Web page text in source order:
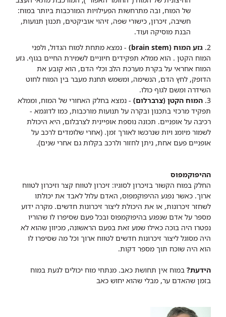
של המוח, ובה מתרחשות הפעילויות המורכבות ביותר במוח:
חשיבה, זיכרון, כישורי שפה, זיהוי אוביקטים, תכנון תנועות,
הבנת מוסיקה ועוד.
2. גזע המוח (brain stem)
- נמצא מתחת למוח הגדול, ולפני
המוח הקטן . הוא ממלא תפקידים חיוניים לשמירת החיים בגוף. גזע
המוח אחראי על בקרת מערכת הלב וכלי הדם, הוא קובע את
הדופק, לחץ הדם, הנשימה, ומשמש תחנת מעבר בין המוח לחוט
השידרה ומשם לגוף כולו.
3. המוח הקטן (צרברלום) - נמצא בחלק האחורי של המוח, וממלא
תפקיד מרכזי בתכנון ובקרה על תנועות מורכבות, כמו לדוגמא -
רכיבה על אופניים. תכונה נוספת אופיינית לצרבלום, היא היכולת
לשמור מיומנ ויות שנרכשו לאורך זמן. (אחרי שלומדים לרכב על
אופניים פעם אחת, ניתן לחזור ולרכב בקלות גם אחרי שנים).
ההיפוקמפוס
החלק במוח הקשור בזיכרון לסוגיו: זיכרון לטווח קצר וזיכרון לטווח
ארוך. כאשר נפגע ההיפוקמפוס, האדם עלול לאבד את יכולתו
לשחזר זיכרונות, או את היכולת ליצור זיכרונות חדשים. מקרה ידוע
מספר על אדם שנפגע בהיפוקמפוס ובכל פעם שסיפרו לו שהוריו
נפטרו היה בוכה כאילו שמע זאת בפעם הראשונה, מכיוון שהוא לא
היה מסוגל ליצור זיכרונות חדשים לטווח ארוך וכל מה שסיפרו לו
הוא היה שוכח תוך מספר דקות.
הידעת? במוח אין תחושת כאב. מנתחי מוח יכולים לגעת במוח
בזמן שהאדם ער, מבלי שהוא יחוש כאב